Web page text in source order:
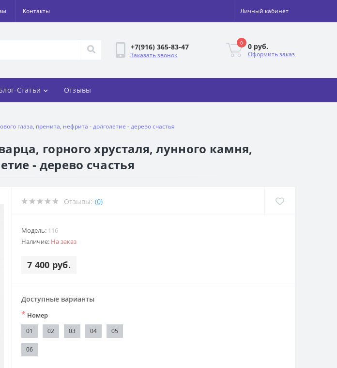
Контакты Личный кабинет
+7(916) 365-83-47
Заказать звонок
0 0 руб.
Оформить заказ
Статьи Отзывы
глаза, пренита, нефрита - долголетие - дерево счастья
горного хрусталя, лунного камня,
- дерево счастья
Отзывы: (0)
Модель: 116
Наличие: На заказ
7 400 руб.
Доступные варианты
* Номер
01 02 03 04 05
06